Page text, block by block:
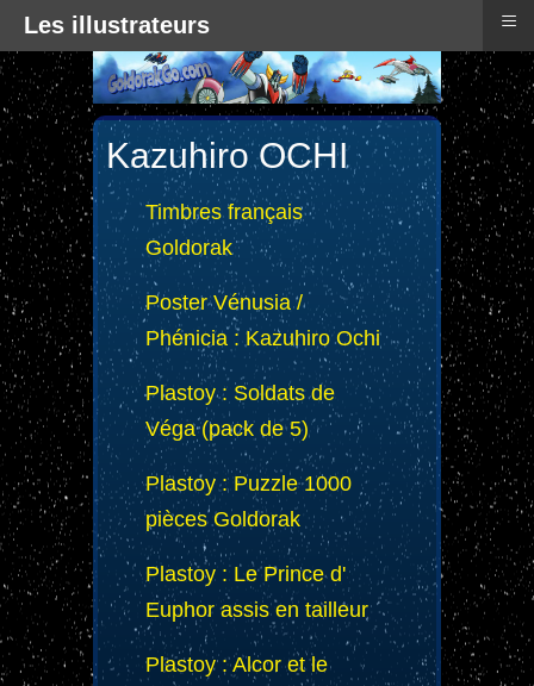
Kazuhiro OCHI
Timbres français
Goldorak
Poster Vénusia /
Phénicia : Kazuhiro Ochi
Plastoy : Soldats de
Véga (pack de 5)
Plastoy : Puzzle 1000
pièces Goldorak
Plastoy : Le Prince d'
Euphor assis en tailleur
Plastoy : Alcor et le
Les illustrateurs ≡